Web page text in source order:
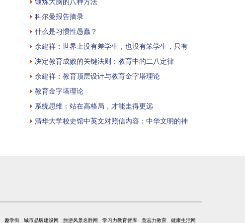
科尔曼报告摘录
什么是习惯性愚蠢？
余建祥：世界上没有差学生，也没有笨学生，只有
决定教育成败的关键法则：教育中的二八定律
余建祥：教育顶层设计与教育金字塔理论
教育金字塔理论
系统思维：站在高格局，才能走得更远
清华大学校史馆中英文对照信内容：中华文明的神
趣学街 城市品牌建设网 旅游风景名胜网 学习力教育智库 意志力教育 健康生活网